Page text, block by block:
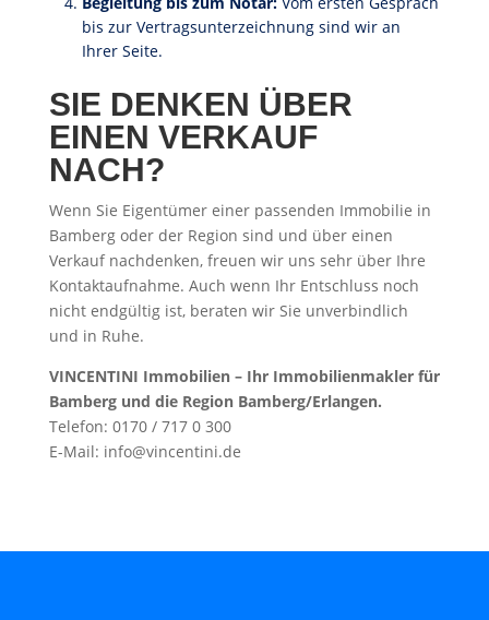
bis zur Vertragsunterzeichnung sind wir an
Ihrer Seite.
SIE DENKEN ÜBER
EINEN VERKAUF
NACH?
Wenn Sie Eigentümer einer passenden Immobilie in
Bamberg oder der Region sind und über einen
Verkauf nachdenken, freuen wir uns sehr über Ihre
Kontaktaufnahme. Auch wenn Ihr Entschluss noch
nicht endgültig ist, beraten wir Sie unverbindlich
und in Ruhe.
VINCENTINI Immobilien – Ihr Immobilienmakler für
Bamberg und die Region Bamberg/Erlangen.
Telefon: 0170 / 717 0 300
E-Mail: info@vincentini.de